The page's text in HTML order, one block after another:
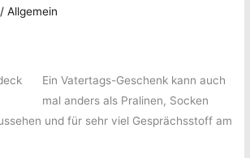
/Allgemein
Ein Vatertags-Geschenk kann auch
mal anders als Pralinen, Socken
und für sehr viel Gesprächsstoff am